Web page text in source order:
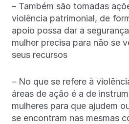
– Também são tomadas
violência patrimonial, de
apoio possa dar a
mulher precisa para não se
seus recursos
– No que se refere à
áreas de ação é a de
mulheres para que ajudem
se encontram nas mesmas